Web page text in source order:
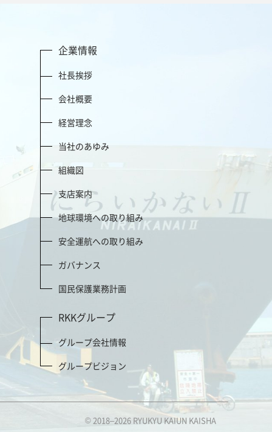
企業情報
社長挨拶
会社概要
経営理念
当社のあゆみ
組織図
支店案内
地球環境への取り組み
安全運航への取り組み
ガバナンス
国民保護業務計画
RKKグループ
グループ会社情報
グループビジョン
© 2018–2026 RYUKYU KAIUN KAISHA